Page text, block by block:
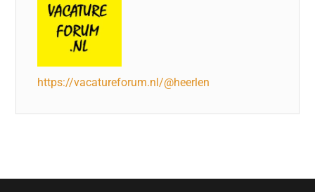
https://vacatureforum.nl/@heerlen